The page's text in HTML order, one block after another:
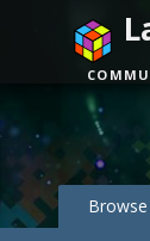
Browse